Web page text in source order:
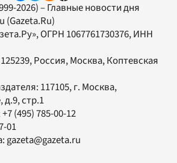
2026) – Главные новости дня
(Gazeta.Ru)
, ОГРН 1067761730376, ИНН
Россия, Москва, Коптевская
117105, г. Москва,
стр.1
+7 (495) 785-00-12
01
gazeta@gazeta.ru